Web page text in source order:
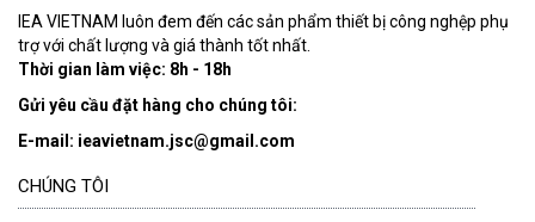
IEA VIETNAM luôn đem đến các sản phẩm thiết bị công nghệp phụ
trợ với chất lượng và giá thành tốt nhất.
Thời gian làm việc: 8h - 18h
Gửi yêu cầu đặt hàng cho chúng tôi:
E-mail: ieavietnam.jsc@gmail.com
CHÚNG TÔI